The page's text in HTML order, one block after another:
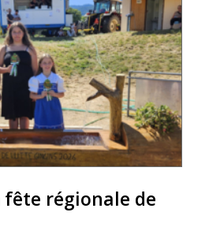
fête régionale de